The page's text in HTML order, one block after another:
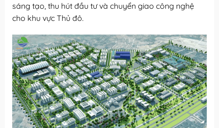
sáng tạo, thu hút đầu tư và chuyển giao công nghệ
cho khu vực Thủ đô.